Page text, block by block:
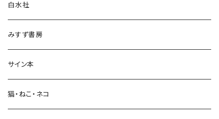
白水社
みすず書房
サイン本
猫・ねこ・ネコ